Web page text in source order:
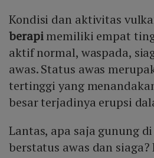
Kondisi dan aktivitas
berapimemiliki empat
aktif normal, waspada,
awas. Status awas
tertinggi yang
besar terjadinya erupsi
Lantas, apa saja gunung
berstatus awas dan